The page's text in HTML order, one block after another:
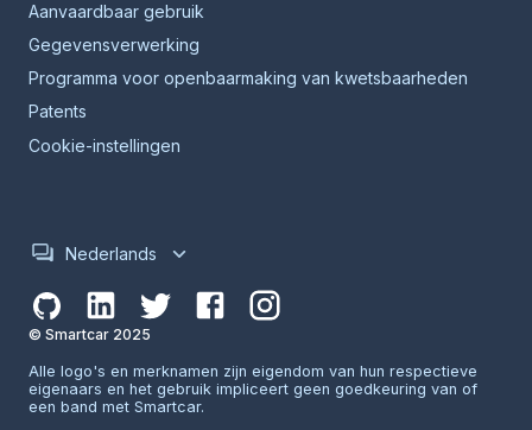
Aanvaardbaar gebruik
Gegevensverwerking
Programma voor openbaarmaking van kwetsbaarheden
Patents
Cookie-instellingen
Nederlands
© Smartcar 2025
Alle logo's en merknamen zijn eigendom van hun respectieve
eigenaars en het gebruik impliceert geen goedkeuring van of
een band met Smartcar.